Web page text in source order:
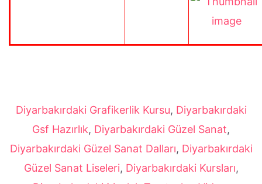
Diyarbakırdaki Grafikerlik Kursu, Diyarbakırdaki
Gsf Hazırlık, Diyarbakırdaki Güzel Sanat,
Diyarbakırdaki Güzel Sanat Dalları, Diyarbakırdaki
Güzel Sanat Liseleri, Diyarbakırdaki Kursları,